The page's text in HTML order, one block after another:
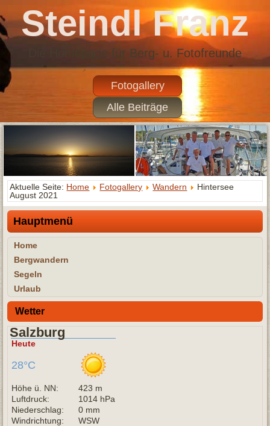
Steindl Franz
Die Homepage für Berg- u. Fotofreunde
Fotogallery
Alle Beiträge
Aktuelle Seite: Home Fotogallery Wandern
Hintersee
August 2021
Hauptmenü
Home
Bergwandern
Segeln
Urlaub
Wetter
Salzburg
Heute
28°C
Höhe ü. NN:
423 m
Luftdruck:
1014 hPa
Niederschlag:
0 mm
Windrichtung:
WSW